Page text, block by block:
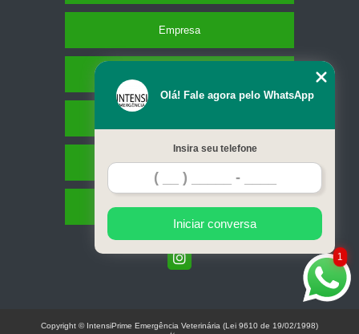
Empresa
Contato
Mapa do site
1
Olá! Fale agora pelo WhatsApp
Insira seu telefone
Iniciar conversa
Copyright © IntensiPrime Emergência Veterinária (Lei 9610 de 19/02/1998)